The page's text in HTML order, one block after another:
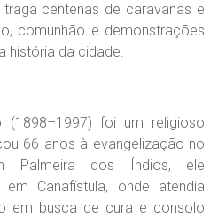
centenas de caravanas e
comunhão e demonstrações
história da cidade.
(1898–1997) foi um religioso
66 anos à evangelização no
Palmeira dos Índios, ele
Canafístula, onde atendia
em busca de cura e consolo